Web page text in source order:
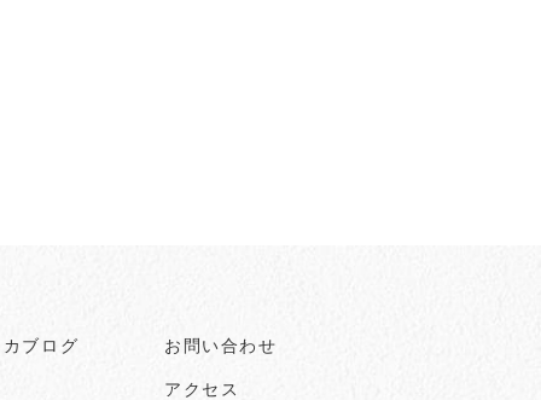
カブログ お問い合わせ
アクセス